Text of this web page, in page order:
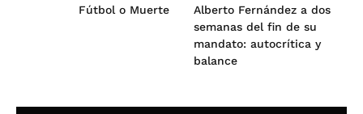
Fútbol o Muerte
Alberto Fernández a dos
semanas del fin de su
mandato: autocrítica y
balance